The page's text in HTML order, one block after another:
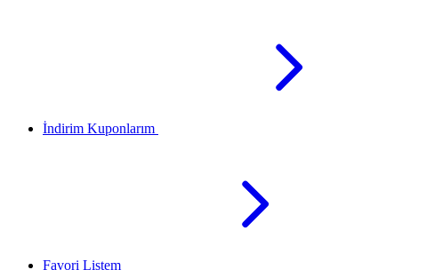
İndirim Kuponlarım
Favori Listem